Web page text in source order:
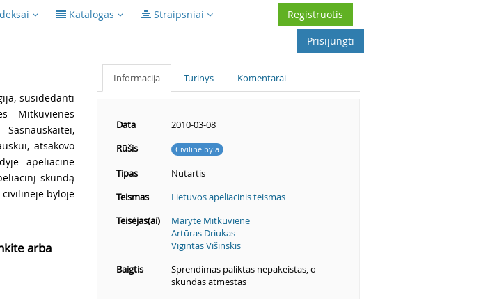
Katalogas Straipsniai
Registruotis
Prisijungti
susidedanti
Mitkuvienės
atsakovo
apeliacine
skundą
civilinėje byloje
arba
Informacija Turinys Komentarai
Data
2010-03-08
Rūšis
Civilinė byla
Tipas
Nutartis
Teismas
Lietuvos apeliacinis teismas
Teisėjas(ai)
Marytė Mitkuvienė
Artūras Driukas
Vigintas Višinskis
Baigtis
Sprendimas paliktas nepakeistas, o
skundas atmestas